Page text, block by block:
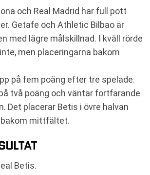
och Real Madrid har full pott
Getafe och Athletic Bilbao är
med lägre målskillnad. I kväll rörde
men placeringarna bakom
på fem poäng efter tre spelade.
två poäng och väntar fortfarande
Det placerar Betis i övre halvan
mittfältet.
Betis.